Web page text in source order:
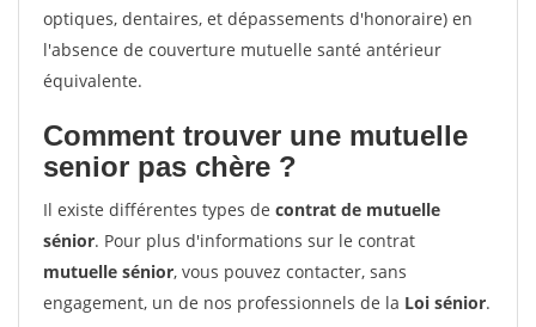
optiques, dentaires, et dépassements d'honoraire) en
l'absence de couverture mutuelle santé antérieur
équivalente.
Comment trouver une mutuelle
senior pas chère ?
Il existe différentes types de contrat de mutuelle
sénior. Pour plus d'informations sur le contrat
mutuelle sénior, vous pouvez contacter, sans
engagement, un de nos professionnels de la Loi sénior.